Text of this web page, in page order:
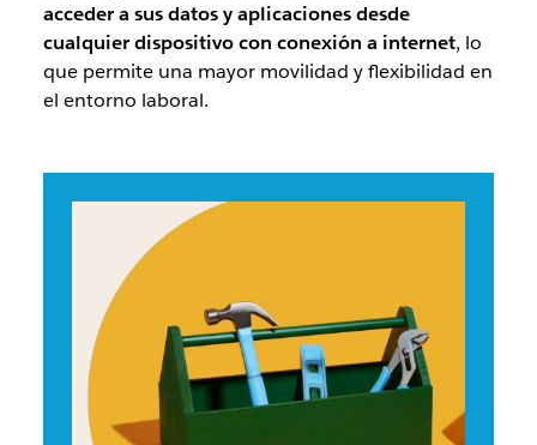
acceder a sus datos y aplicaciones desde
cualquier dispositivo con conexión a internet, lo
que permite una mayor movilidad y flexibilidad en
el entorno laboral.